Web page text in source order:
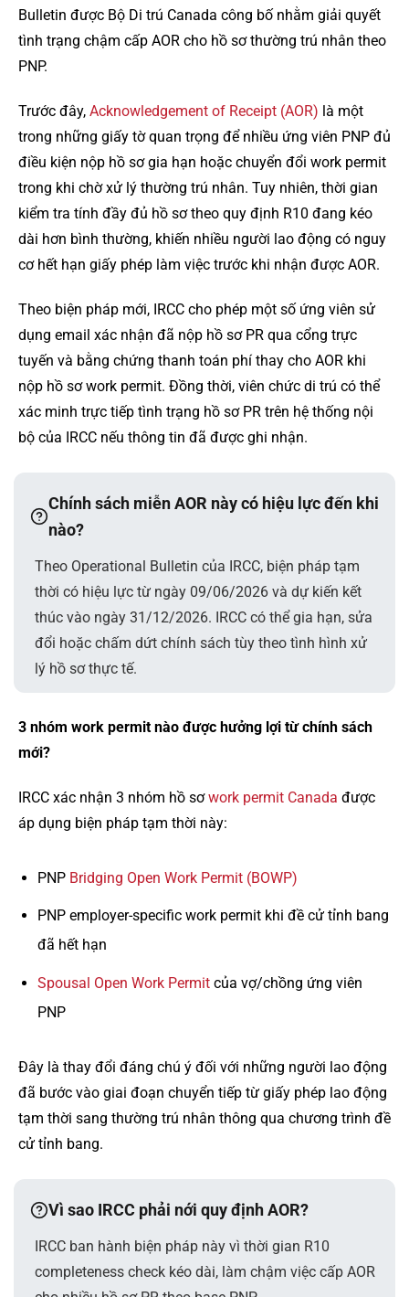
Bulletin được Bộ Di trú Canada công bố nhằm giải quyết
tình trạng chậm cấp AOR cho hồ sơ thường trú nhân theo
PNP.
Trước đây, Acknowledgement of Receipt (AOR) là một
trong những giấy tờ quan trọng để nhiều ứng viên PNP đủ
điều kiện nộp hồ sơ gia hạn hoặc chuyển đổi work permit
trong khi chờ xử lý thường trú nhân. Tuy nhiên, thời gian
kiểm tra tính đầy đủ hồ sơ theo quy định R10 đang kéo
dài hơn bình thường, khiến nhiều người lao động có nguy
cơ hết hạn giấy phép làm việc trước khi nhận được AOR.
Theo biện pháp mới, IRCC cho phép một số ứng viên sử
dụng email xác nhận đã nộp hồ sơ PR qua cổng trực
tuyến và bằng chứng thanh toán phí thay cho AOR khi
nộp hồ sơ work permit. Đồng thời, viên chức di trú có thể
xác minh trực tiếp tình trạng hồ sơ PR trên hệ thống nội
bộ của IRCC nếu thông tin đã được ghi nhận.
Chính sách miễn AOR này có hiệu lực đến khi
nào?
Theo Operational Bulletin của IRCC, biện pháp tạm
thời có hiệu lực từ ngày 09/06/2026 và dự kiến kết
thúc vào ngày 31/12/2026. IRCC có thể gia hạn, sửa
đổi hoặc chấm dứt chính sách tùy theo tình hình xử
lý hồ sơ thực tế.
3 nhóm work permit nào được hưởng lợi từ chính sách
mới?
IRCC xác nhận 3 nhóm hồ sơwork permit Canada được
áp dụng biện pháp tạm thời này:
PNP Bridging Open Work Permit (BOWP)
PNP employer-specific work permit khi đề cử tỉnh bang
đã hết hạn
Spousal Open Work Permitcủa vợ/chồng ứng viên
PNP
Đây là thay đổi đáng chú ý đối với những người lao động
đã bước vào giai đoạn chuyển tiếp từ giấy phép lao động
tạm thời sang thường trú nhân thông qua chương trình đề
cử tỉnh bang.
Vì sao IRCC phải nới quy định AOR?
IRCC ban hành biện pháp này vì thời gian R10
completeness check kéo dài, làm chậm việc cấp AOR